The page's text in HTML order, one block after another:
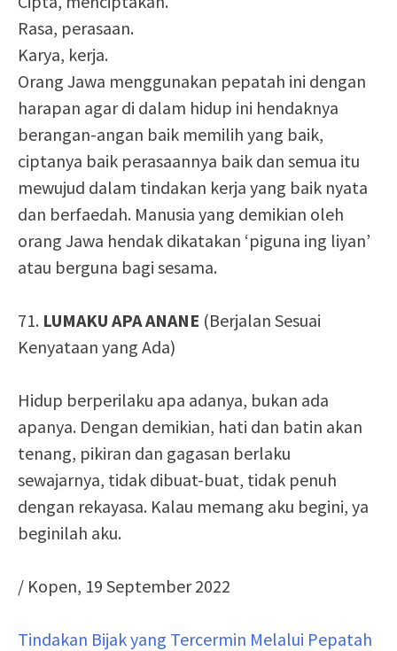
Rasa, perasaan.
Karya, kerja.
Orang Jawa menggunakan pepatah ini dengan
harapan agar di dalam hidup ini hendaknya
berangan-angan baik memilih yang baik,
ciptanya baik perasaannya baik dan semua itu
mewujud dalam tindakan kerja yang baik nyata
dan berfaedah. Manusia yang demikian oleh
orang Jawa hendak dikatakan ‘piguna ing liyan’
atau berguna bagi sesama.
71. LUMAKU APA ANANE (Berjalan Sesuai
Kenyataan yang Ada)
Hidup berperilaku apa adanya, bukan ada
apanya. Dengan demikian, hati dan batin akan
tenang, pikiran dan gagasan berlaku
sewajarnya, tidak dibuat-buat, tidak penuh
dengan rekayasa. Kalau memang aku begini, ya
beginilah aku.
/ Kopen, 19 September 2022
Tindakan Bijak yang Tercermin Melalui Pepatah